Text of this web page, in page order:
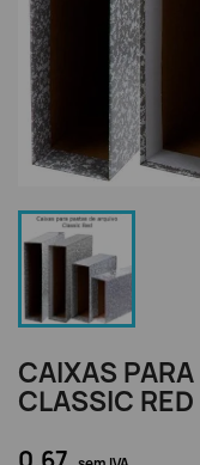
CAIXAS
CLASSIC RED